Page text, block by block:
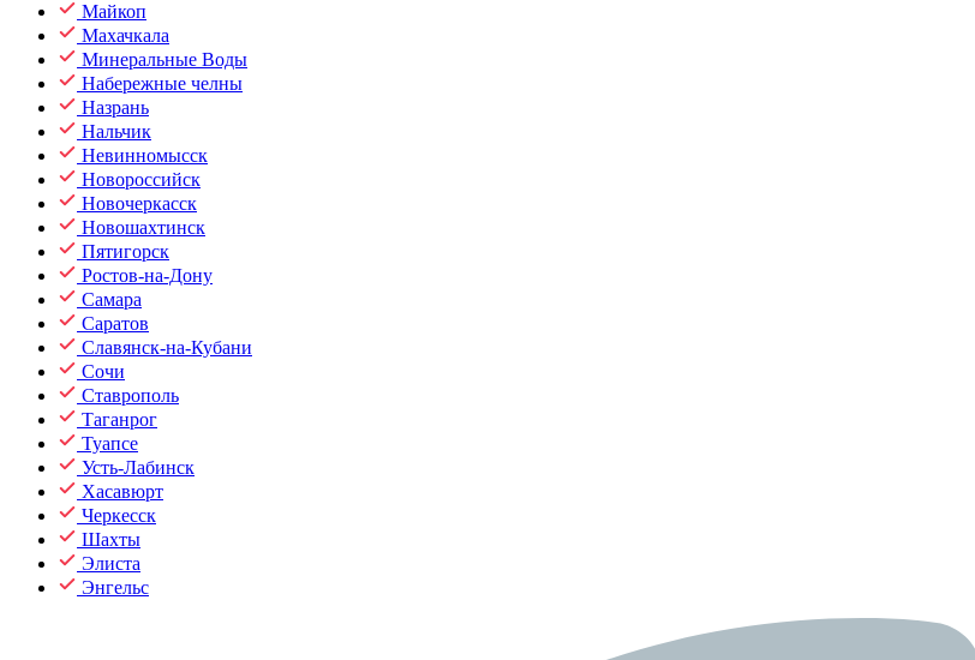
Майкоп
Махачкала
Минеральные Воды
Набережные челны
Назрань
Нальчик
Невинномысск
Новороссийск
Новочеркасск
Новошахтинск
Пятигорск
Ростов-на-Дону
Самара
Саратов
Славянск-на-Кубани
Сочи
Ставрополь
Таганрог
Туапсе
Усть-Лабинск
Хасавюрт
Черкесск
Шахты
Элиста
Энгельс